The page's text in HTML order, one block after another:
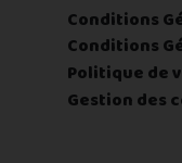
Conditions
Conditions
Politique de
Gestion des